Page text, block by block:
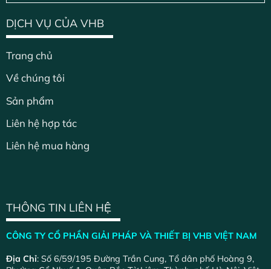
DỊCH VỤ CỦA VHB
Trang chủ
Về chúng tôi
Sản phẩm
Liên hệ hợp tác
Liên hệ mua hàng
THÔNG TIN LIÊN HỆ
CÔNG TY CỔ PHẦN GIẢI PHÁP VÀ THIẾT BỊ VHB VIỆT NAM
Địa Chỉ: Số 6/59/195 Đường Trần Cung, Tổ dân phố Hoàng 9,